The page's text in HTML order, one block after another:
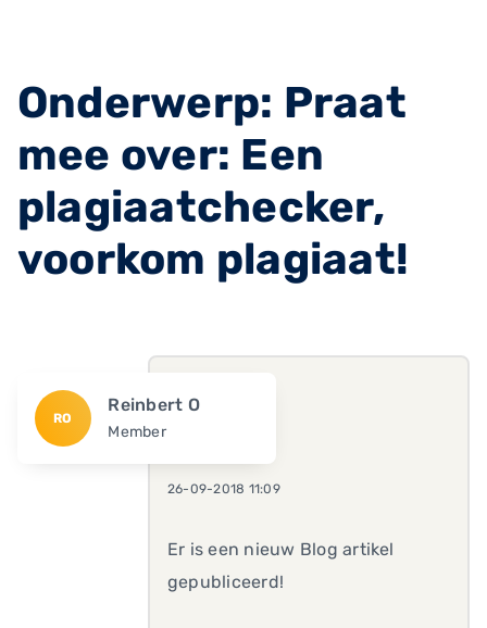
Onderwerp: Praat
mee over: Een
plagiaatchecker,
voorkom plagiaat!
RO
Reinbert O
Member
26-09-2018 11:09
Er is een nieuw Blog artikel
gepubliceerd!